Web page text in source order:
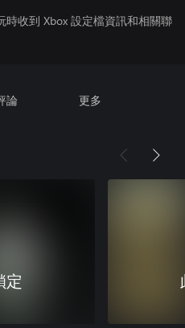
收到 Xbox 設定檔資訊和相關聯
論 更多
定